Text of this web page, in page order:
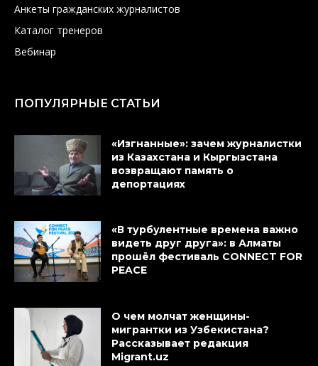
Анкеты гражданских журналистов
Каталог тренеров
Вебинар
ПОПУЛЯРНЫЕ СТАТЬИ
«Изгнанные»: зачем журналистки
из Казахстана и Кыргызстана
возвращают память о
депортациях
«В турбулентные времена важно
видеть друг друга»: в Алматы
прошёл фестиваль CONNECT FOR
PEACE
О чем молчат женщины-
мигрантки из Узбекистана?
Рассказывает редакция
Migrant.uz